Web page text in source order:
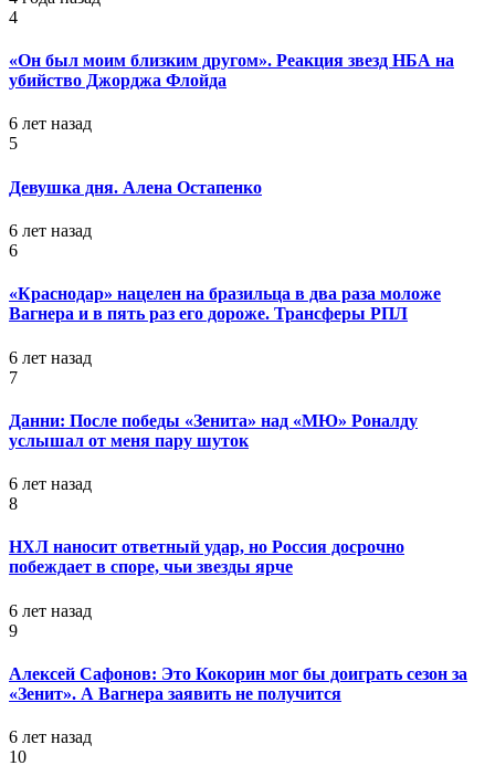
4
«Он был моим близким другом». Реакция звезд НБА на
убийство Джорджа Флойда
6 лет назад
5
Девушка дня. Алена Остапенко
6 лет назад
6
«Краснодар» нацелен на бразильца в два раза моложе
Вагнера и в пять раз его дороже. Трансферы РПЛ
6 лет назад
7
Данни: После победы «Зенита» над «МЮ» Роналду
услышал от меня пару шуток
6 лет назад
8
НХЛ наносит ответный удар, но Россия досрочно
побеждает в споре, чьи звезды ярче
6 лет назад
9
Алексей Сафонов: Это Кокорин мог бы доиграть сезон за
«Зенит». А Вагнера заявить не получится
6 лет назад
10